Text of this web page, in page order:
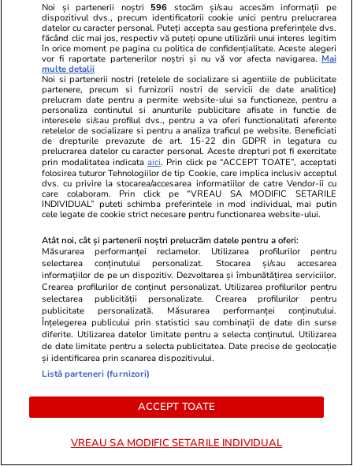
Știri România 26 iul.
Ploi torențiale, grindină și vijelii în 21 de
județe. Harta zonelor vizate luni de avertizarea
meteo ANM cod galben
Ştiri 26 iul. 2021
Ce nu trebuie să faci de Sfântul Pantelimon
Rezultatele Loto 6/49 din 26 iulie 2026.
Numerele câștigătoare extrase duminică
Noi și partenerii noștri 596 stocăm și/sau accesăm informații pe
dispozitivul dvs., precum identificatorii cookie unici pentru prelucrarea
datelor cu caracter personal. Puteți accepta sau gestiona preferințele dvs.
făcând clic mai jos, respectiv vă puteți opune utilizării unui interes legitim
în orice moment pe pagina cu politica de confidențialitate. Aceste alegeri
vor fi raportate partenerilor noștri și nu vă vor afecta navigarea. Mai
multe detalii
Noi si partenerii nostri (retelele de socializare si agentiile de publicitate
partenere, precum si furnizorii nostri de servicii de date analitice)
prelucram date pentru a permite website-ului sa functioneze, pentru a
personaliza continutul si anunturile publicitare afisate in functie de
interesele si/sau profilul dvs., pentru a va oferi functionalitati aferente
retelelor de socializare si pentru a analiza traficul pe website. Beneficiati
de drepturile prevazute de art. 15-22 din GDPR in legatura cu
prelucrarea datelor cu caracter personal. Aceste drepturi pot fi exercitate
prin modalitatea indicataaici. Prin click pe “ACCEPT TOATE”, acceptati
folosirea tuturor Tehnologiilor de tip Cookie, care implica inclusiv acceptul
dvs. cu privire la stocarea/accesarea informatiilor de catre Vendor-ii cu
care colaboram. Prin click pe “VREAU SA MODIFIC SETARILE
INDIVIDUAL” puteti schimba preferintele in mod individual, mai putin
cele legate de cookie strict necesare pentru functionarea website-ului.
Atât noi, cât și partenerii noștri prelucrăm datele pentru a oferi:
Măsurarea performanței reclamelor. Utilizarea profilurilor pentru
selectarea conținutului personalizat. Stocarea și/sau accesarea
informațiilor de pe un dispozitiv. Dezvoltarea și îmbunătățirea serviciilor.
Crearea profilurilor de conținut personalizat. Utilizarea profilurilor pentru
selectarea publicității personalizate. Crearea profilurilor pentru
publicitate personalizată. Măsurarea performanței conținutului.
Înțelegerea publicului prin statistici sau combinații de date din surse
diferite. Utilizarea datelor limitate pentru a selecta conținutul. Utilizarea
de date limitate pentru a selecta publicitatea. Date precise de geolocație
și identificarea prin scanarea dispozitivului.
Listă parteneri (furnizori)
ACCEPT TOATE
VREAU SA MODIFIC SETARILE INDIVIDUAL